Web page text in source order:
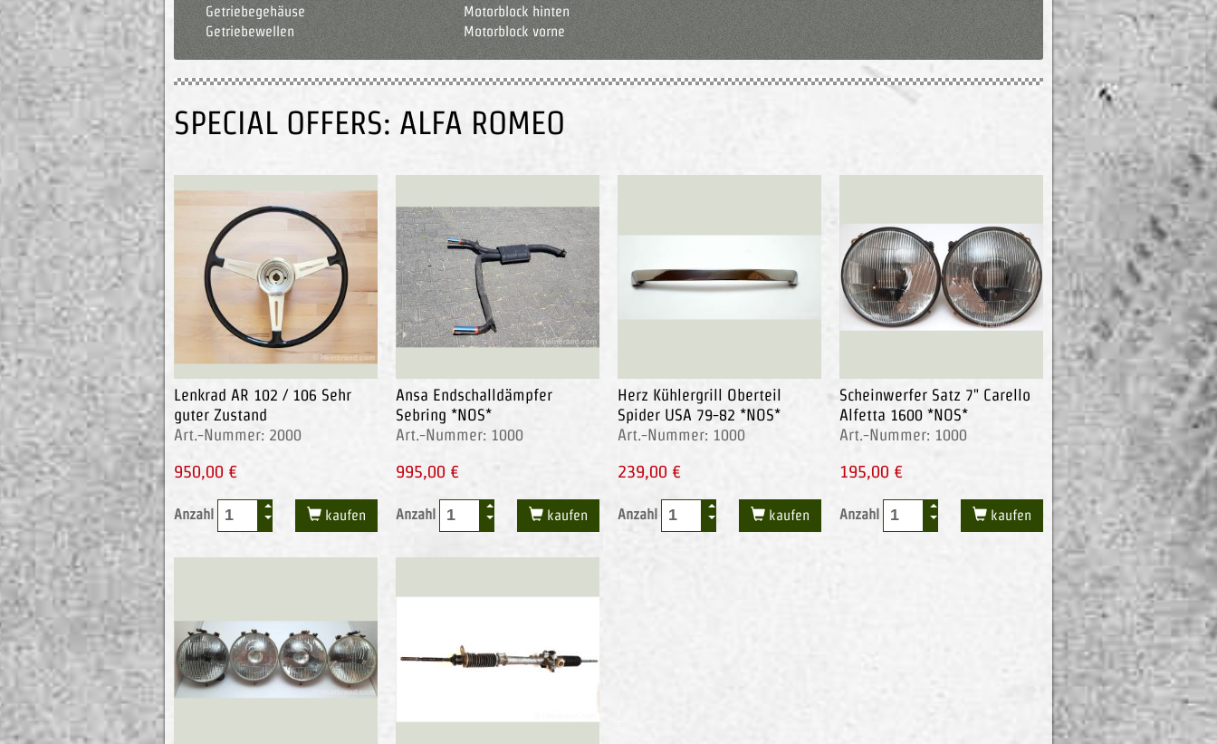
Getriebegehäuse
Getriebewellen
Motorblock hinten
Motorblock vorne
SPECIAL OFFERS: ALFA ROMEO
Lenkrad AR 102 / 106 Sehr
guter Zustand
Art.-Nummer: 2000
950,00 €
Anzahl kaufen
Ansa Endschalldämpfer
Sebring *NOS*
Art.-Nummer: 1000
995,00 €
Anzahl kaufen
Herz Kühlergrill Oberteil
Spider USA 79-82 *NOS*
Art.-Nummer: 1000
239,00 €
Anzahl kaufen
Scheinwerfer Satz 7" Carello
Alfetta 1600 *NOS*
Art.-Nummer: 1000
195,00 €
Anzahl kaufen